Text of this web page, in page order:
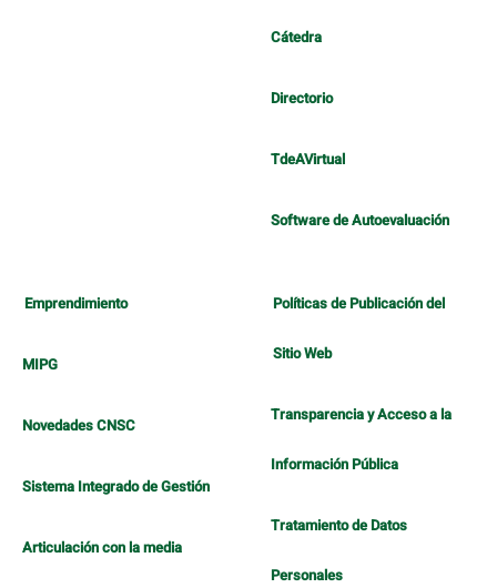
Cátedra
Directorio
TdeAVirtual
Software de Autoevaluación
Emprendimiento
MIPG
Novedades CNSC
Sistema Integrado de Gestión
Articulación con la media
Políticas de Publicación del
Sitio Web
Transparencia y Acceso a la
Información Pública
Tratamiento de Datos
Personales